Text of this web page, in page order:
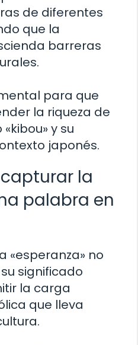
de diferentes
que la
barreras
para que
la riqueza de
y su
japonés.
la
palabra en
«esperanza» no
significado
la carga
que lleva